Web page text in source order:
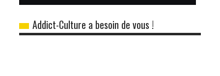
Addict-Culture a besoin de vous !